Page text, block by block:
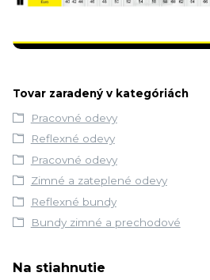
Tovar zaradený v kategóriách
Pracovné odevy
Reflexné odevy
Pracovné odevy
Zimné a zateplené odevy
Reflexné bundy
Bundy zimné a prechodové
Na stiahnutie